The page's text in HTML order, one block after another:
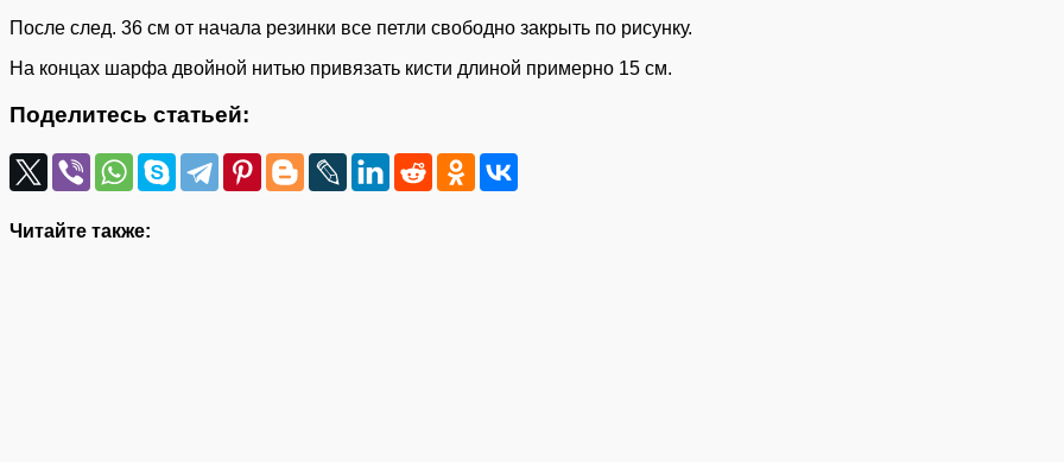
После след. 36 см от начала резинки все петли свободно закрыть по рисунку.
На концах шарфа двойной нитью привязать кисти длиной примерно 15 см.
Поделитесь статьей:
Читайте также: